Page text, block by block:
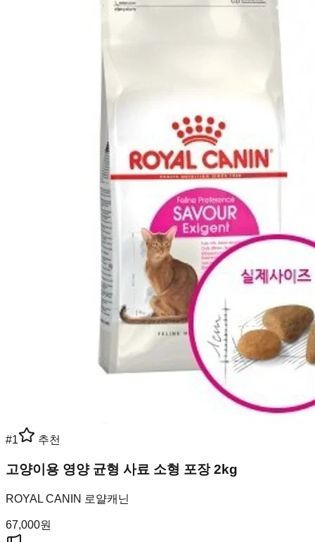
#1 추천
고양이용 영양 균형 사료 소형 포장 2kg
ROYAL CANIN 로얄캐닌
67,000원